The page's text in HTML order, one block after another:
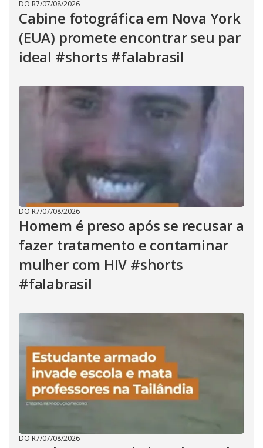
DO R7/07/08/2026
Cabine fotográfica em Nova York
(EUA) promete encontrar seu par
ideal #shorts #falabrasil
DO R7/07/08/2026
Homem é preso após se recusar a
fazer tratamento e contaminar
mulher com HIV #shorts
#falabrasil
DO R7/07/08/2026